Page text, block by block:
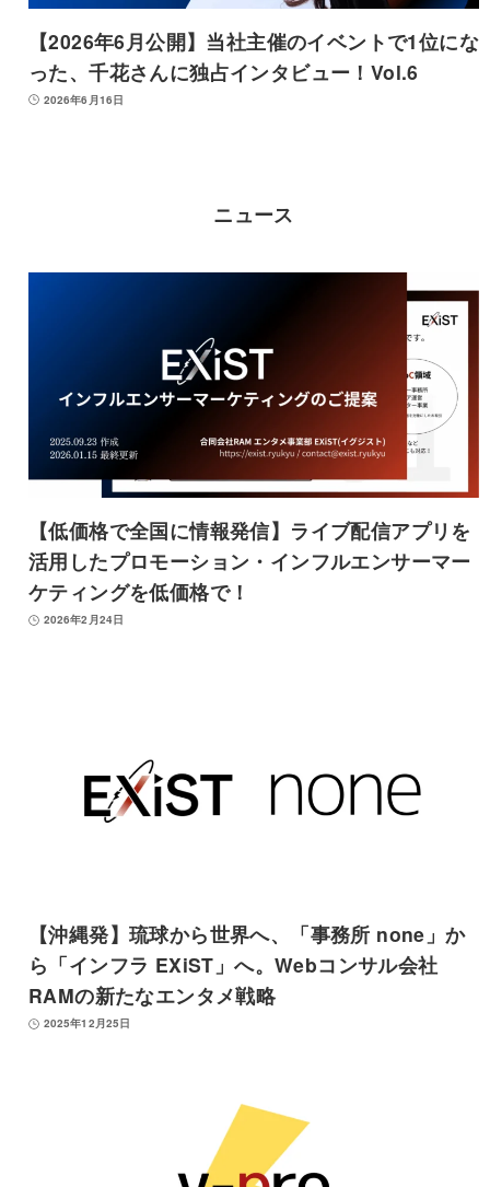
【2026年6月公開】当社主催のイベントで1位にな
った、千花さんに独占インタビュー！Vol.6
2026年6月16日
ニュース
【低価格で全国に情報発信】ライブ配信アプリを
活用したプロモーション・インフルエンサーマー
ケティングを低価格で！
2026年2月24日
【沖縄発】琉球から世界へ、「事務所 none」か
ら「インフラ EXiST」へ。Webコンサル会社
RAMの新たなエンタメ戦略
2025年12月25日